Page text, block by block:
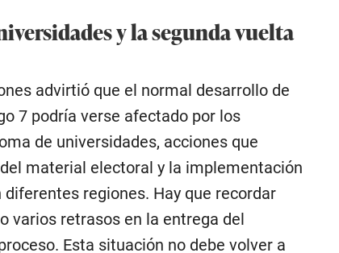
y la segunda vuelta
advirtió que el normal desarrollo de
7 podría verse afectado por los
de universidades, acciones que
material electoral y la implementación
regiones. Hay que recordar
varios retrasos en la entrega del
Esta situación no debe volver a